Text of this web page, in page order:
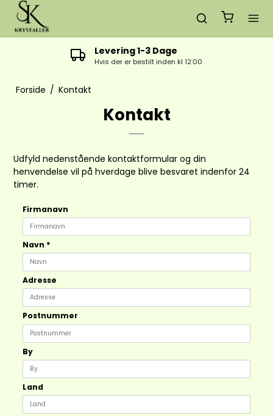
Levering 1-3 Dage
Hvis der er bestilt inden kl 12:00
Forside / Kontakt
Kontakt
Udfyld nedenstående kontaktformular og din
henvendelse vil på hverdage blive besvaret indenfor 24
timer.
Firmanavn
Navn *
Adresse
Postnummer
By
Land